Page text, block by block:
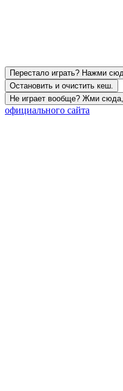
Перестало играть? Нажми
Остановить и очистить кеш.
Не играет вообще? Жми
официального сайта